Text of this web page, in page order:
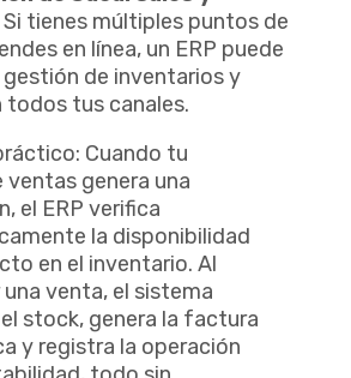
Si tienes múltiples puntos de
en línea, un ERP puede
gestión de inventarios y
todos tus canales.
Cuando tu
ventas genera una
el ERP verifica
la disponibilidad
en el inventario. Al
venta, el sistema
stock, genera la factura
y registra la operación